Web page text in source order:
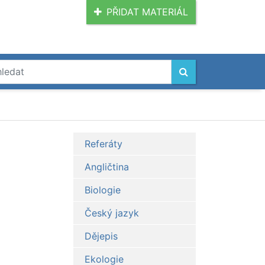
PŘIDAT MATERIÁL
Referáty
Angličtina
Biologie
Český jazyk
Dějepis
Ekologie